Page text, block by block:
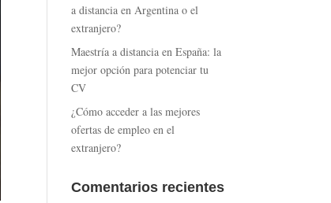
a distancia en Argentina o el
extranjero?
Maestría a distancia en España: la
mejor opción para potenciar tu
CV
¿Cómo acceder a las mejores
ofertas de empleo en el
extranjero?
Comentarios recientes